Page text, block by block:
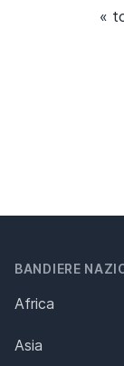
«
BANDIERE
Africa
Asia